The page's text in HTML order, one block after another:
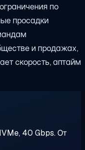
по
просадки
и продажах,
скорость, аптайм
40 Gbps. От